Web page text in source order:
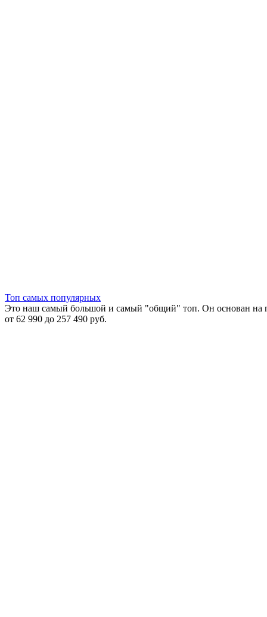
Топ самых популярных
Это наш самый большой и самый "общий" топ. Он основан на
от 62 990 до 257 490 руб.